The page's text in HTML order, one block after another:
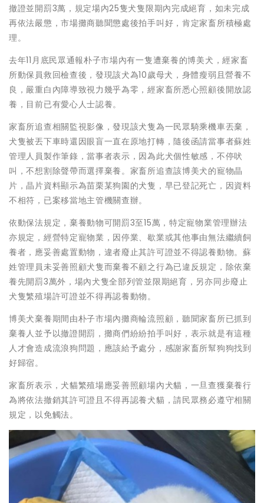
撤證並開罰3萬，規定場內25隻犬隻限期內完成絕育，如未完成
再依法嚴懲，市場攤商聽聞懲處後拍手叫好，肯定家畜所積極處
理。
去年11月底民眾通報朴子市場內有一隻遭棄養的博美犬，經家畜
所動保員救回檢查後，發現該犬為10歲母犬，身體瘦弱且營養不
良，嚴重白內障導致視力幾乎為零，經家畜所悉心照顧後開放認
養，目前已有愛心人士認養。
家畜所追查相關監視影像，發現該犬隻為一民眾騎乘機車丟棄，
犬隻被丟下車時還因眼盲一直在原地打轉，隨後函請當事者蘇姓
管理人員製作筆錄，當事者表示，因為此犬個性敏感，不停吠
叫，不想割除聲帶而選擇棄養。家畜所追查該博美犬的寵物晶
片，晶片資料顯示為苗栗某狗園的犬隻，早已登記死亡，因資料
不相符，已案移當地主管機關查辦。
依動保法規定，棄養動物可開罰3至15萬，特定寵物業管理辦法
亦規定，經營特定寵物業，因停業、歇業或其他事由無法繼續飼
養者，應妥善處置動物，違者廢止其許可證並不得認養動物。蘇
姓管理員未妥善照顧犬隻而棄養不顧之行為已違反規定，除依棄
養先開罰3萬外，場內犬隻全部列管並限期絕育，另亦同步廢止
犬隻繁殖場許可證並不得再認養動物。
博美犬棄養期間由朴子市場內攤商輪流照顧，聽聞家畜所已抓到
棄養人並予以撤證開罰，攤商們紛紛拍手叫好，表示就是有這種
人才會造成流浪狗問題，應該給予處分，感謝家畜所幫狗狗找到
好歸宿。
家畜所表示，犬貓繁殖場應妥善照顧場內犬貓，一旦查獲棄養行
為將依法撤銷其許可證且不得再認養犬貓，請民眾務必遵守相關
規定，以免觸法。